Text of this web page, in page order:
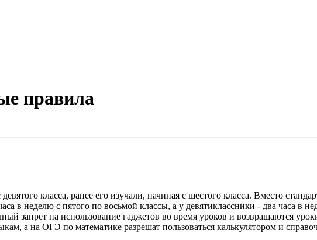
правила
класса, ранее его изучали, начиная с шестого класса. Вместо
в неделю с пятого по восьмой классы, а у девятиклассники - два часа в
запрет на использование гаджетов во время уроков и возвращаются
а на ОГЭ по математике разрешат пользоваться калькулятором и